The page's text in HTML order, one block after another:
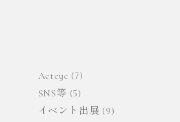
Actcyc (7)
SNS等 (5)
イベント出展 (9)